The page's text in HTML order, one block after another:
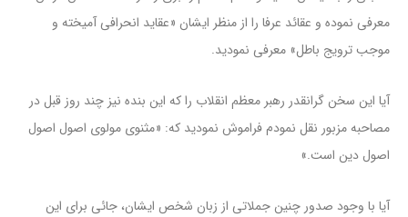
معرفی نموده و عقائد عرفا را از منظر ایشان «عقاید انحرافی آمیخته و
موجب ترویج باطل» معرفی نمودید.
آیا این سخن گرانقدر رهبر معظم انقلاب را که این بنده نیز چند روز قبل در
مصاحبه مزبور نقل نمودم فراموش نمودید که: «مثنوی مولوی اصول اصول
اصول دین است.»
آیا با وجود صدور چنین جملاتی از زبان شخص ایشان، جائی برای این